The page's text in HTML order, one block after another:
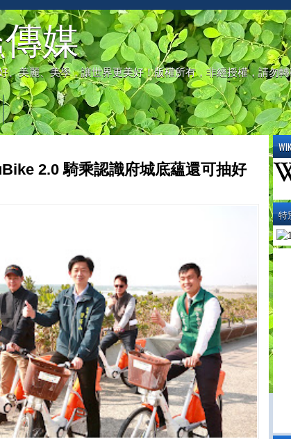
媒
、美麗、美學，讓世界更美好！版權所有，非經授權，請勿
特
2.0 騎乘認識府城底蘊還可抽好